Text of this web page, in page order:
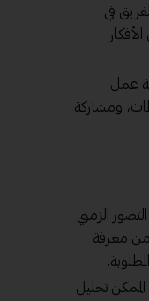
في
عمل
ومشاركة
الزمني
من معرفة
تحليل